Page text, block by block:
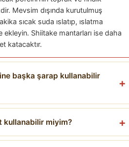
Mevsim dışında kurutulmuş
sıcak suda ıslatıp, ıslatma
ekleyin. Shiitake mantarları ise daha
katacaktır.
başka şarap kullanabilir
kullanabilir miyim?